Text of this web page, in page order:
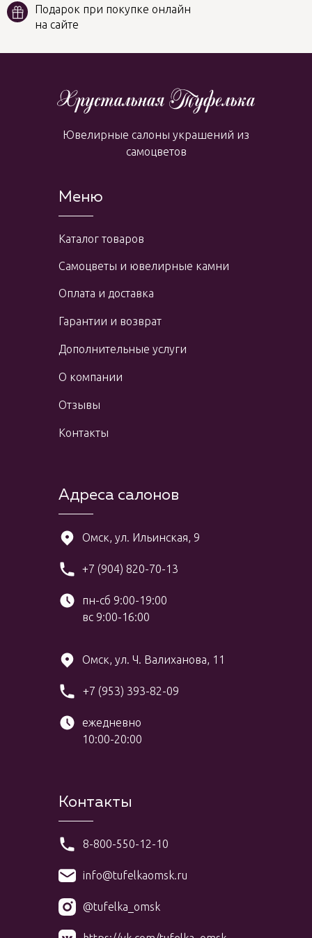
Подарок при покупке онлайн
на сайте
Меню
Каталог товаров
Самоцветы и ювелирные камни
Оплата и доставка
Адреса салонов
+7 (904) 820-70-13
пн-сб 9:00-19:00
вс 9:00-16:00
Омск, ул. Ильинская, 9
Ювелирные салоны украшений из
самоцветов
+7 (953) 393-82-09
ежедневно
10:00-20:00
Омск, ул. Ч. Валиханова, 11
Контакты
@tufelka_omsk
Гарантии и возврат
Дополнительные услуги
О компании
Отзывы
Контакты
8-800-550-12-10
info@tufelkaomsk.ru